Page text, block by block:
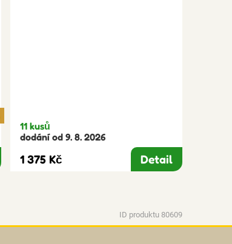
11 kusů
dodání od 9. 8. 2026
1 375 Kč Detail
ID produktu 80609